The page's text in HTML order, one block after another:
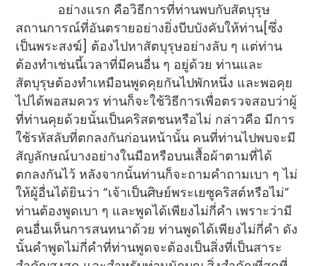
อย่างแรก คือวิธีการที่ท่านพบกับสัตบุรุษ
สถานการณ์ที่อันตรายอย่างยิ่งบีบบังคับให้ท่าน[ซึ่ง
เป็นพระสงฆ์] ต้องไปหาสัตบุรุษอย่างลับ ๆ แต่ท่าน
ต้องทำเช่นนี้เวลาที่มีคนอื่น ๆ อยู่ด้วย ท่านและ
สัตบุรุษต้องทำเหมือนพูดคุยกันไปพักหนึ่ง และพอคุย
ไปได้พอสมควร ท่านก็จะใช้วิธีการเพื่อตรวจสอบว่าผู้
ที่ท่านคุยด้วยนั้นเป็นคริสตชนหรือไม่ กล่าวคือ มีการ
ใช้รหัสลับที่ตกลงกันก่อนหน้านั้น คนที่ท่านไปพบจะมี
สัญลักษณ์บางอย่างในมือหรือบนเสื้อผ้าตามที่ได้
ตกลงกันไว้ หลังจากนั้นท่านก็จะถามคำถามเบา ๆ ไม่
ให้ผู้อื่นได้ยินว่า “เจ้าเป็นศิษย์พระเยซูคริสต์หรือไม่”
ท่านต้องพูดเบา ๆ และพูดได้เพียงไม่กี่คำ เพราะว่ามี
คนอื่นเห็นการสนทนาด้วย ท่านพูดได้เพียงไม่กี่คำ ดัง
นั้นคำพูดไม่กี่คำที่ท่านพูดจะต้องเป็นสิ่งที่เป็นสาระ